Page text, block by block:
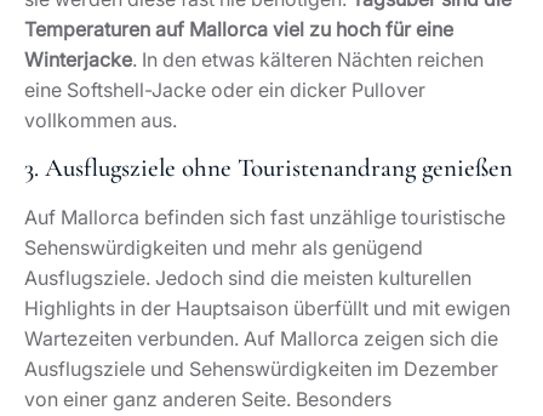
Temperaturen auf Mallorca viel zu hoch für eine
Winterjacke. In den etwas kälteren Nächten reichen
eine Softshell-Jacke oder ein dicker Pullover
vollkommen aus.
3. Ausflugsziele ohne Touristenandrang genießen
Auf Mallorca befinden sich fast unzählige touristische
Sehenswürdigkeiten und mehr als genügend
Ausflugsziele. Jedoch sind die meisten kulturellen
Highlights in der Hauptsaison überfüllt und mit ewigen
Wartezeiten verbunden. Auf Mallorca zeigen sich die
Ausflugsziele und Sehenswürdigkeiten im Dezember
von einer ganz anderen Seite. Besonders